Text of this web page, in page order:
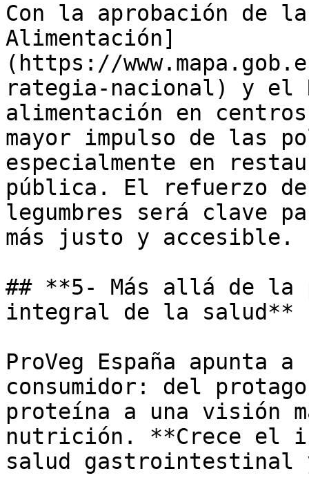
Con la aprobación de
Alimentación]
(https://
rategia-nacional) y el
alimentación en
mayor impulso de las
especialmente en
pública. El refuerzo
legumbres será clave
más justo y accesible.
## **5- Más allá de la
integral de la salud**
ProVeg España apunta
consumidor: del
proteína a una visión
nutrición. **Crece el
salud